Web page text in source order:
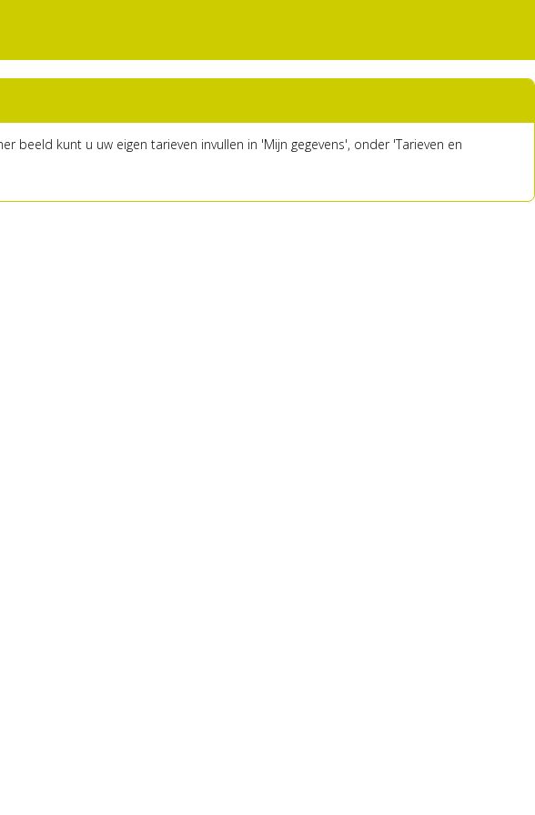
beeld kunt u uw eigen tarieven invullen in 'Mijn gegevens', onder 'Tarieven en